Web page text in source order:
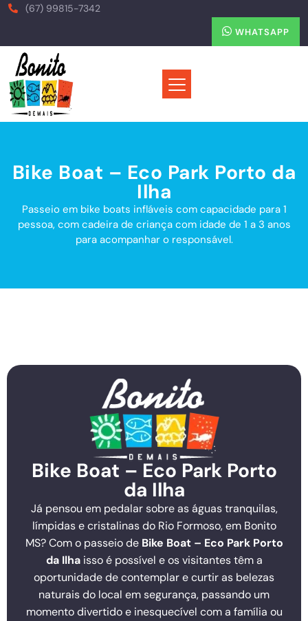
(67) 99815-7342
WHATSAPP
Bike Boat – Eco Park Porto da
Ilha
Passeio em bike boats infláveis com capacidade para 1
pessoa, com cadeira de criança com idade de 1 a 3 anos
para acompanhar o responsável.
Bike Boat – Eco Park Porto
da Ilha
Já pensou em pedalar sobre as águas tranquilas,
límpidas e cristalinas do Rio Formoso, em Bonito
MS? Com o passeio de Bike Boat – Eco Park Porto
da Ilhaisso é possível e os visitantes têm a
oportunidade de contemplar e curtir as belezas
naturais do local em segurança, passando um
momento divertido e inesquecível com a família ou